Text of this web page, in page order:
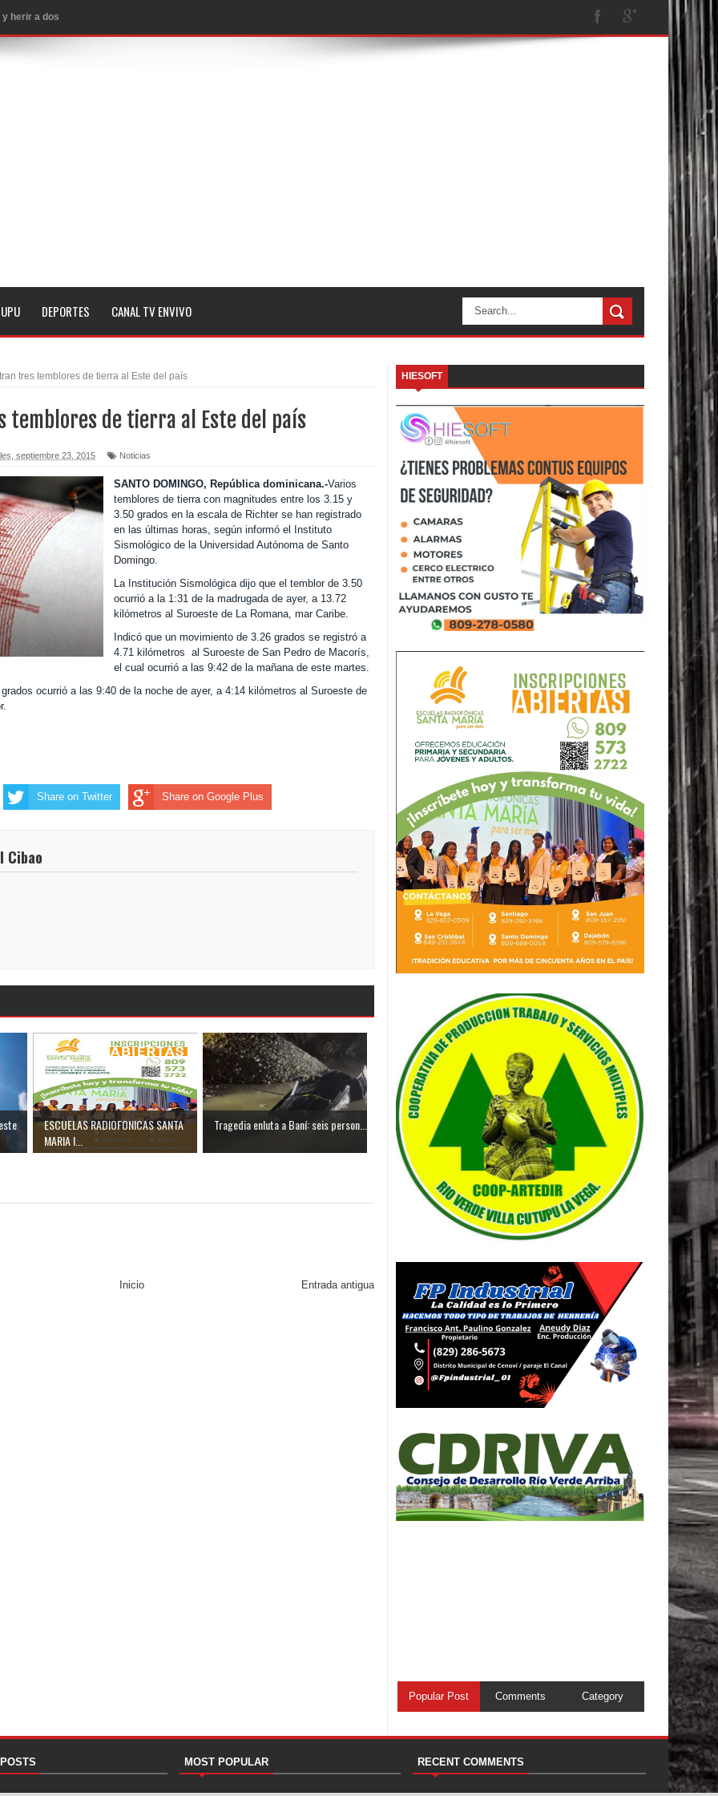
herir a dos
y 2 heridos
bienes culturales desatendidos
Seattle
7,1 en Japón
histórico
durante operativo en Moca
Capital”
dormía en local de Samaná
y suegra
mil empleos
Penal
por afirmaciones sobre comicios
DEPORTES CANAL TV ENVIVO
tres temblores de tierra al Este del país
temblores de tierra al Este del país
septiembre 23, 2015 Noticias
SANTO DOMINGO, República dominicana.-Varios
temblores de tierra con magnitudes entre los 3.15 y
3.50 grados en la escala de Richter se han registrado
en las últimas horas, según informó el Instituto
Sismológico de la Universidad Autónoma de Santo
Domingo.
La Institución Sismológica dijo que el temblor de 3.50
ocurrió a la 1:31 de la madrugada de ayer, a 13.72
kilómetros al Suroeste de La Romana, mar Caribe.
Indicó que un movimiento de 3.26 grados se registró a
4.71 kilómetros al Suroeste de San Pedro de Macorís,
el cual ocurrió a las 9:42 de la mañana de este martes.
ocurrió a las 9:40 de la noche de ayer, a 4:14 kilómetros al Suroeste de
Share on Twitter Share on Google Plus
Cibao
ESCUELAS RADIOFONICAS SANTA
MARIA I...
Tragedia enluta a Baní: seis person...
Entrada antigua
Inicio
HIESOFT
Popular Post Comments Category
MOST POPULAR RECENT COMMENTS